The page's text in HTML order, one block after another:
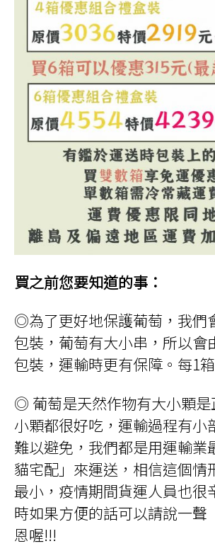
買之前您要知道的事：
◎為了更好地保護葡萄，我們
包裝，葡萄有大小串，所以會
包裝，運輸時更有保障。每1
◎ 葡萄是天然作物有大小顆是
小顆都很好吃，運輸過程有小
難以避免，我們都是用運輸業
貓宅配」來運送，相信這個情
最小，疫情期間貨運人員也很
時如果方便的話可以請說一聲
恩喔!!!